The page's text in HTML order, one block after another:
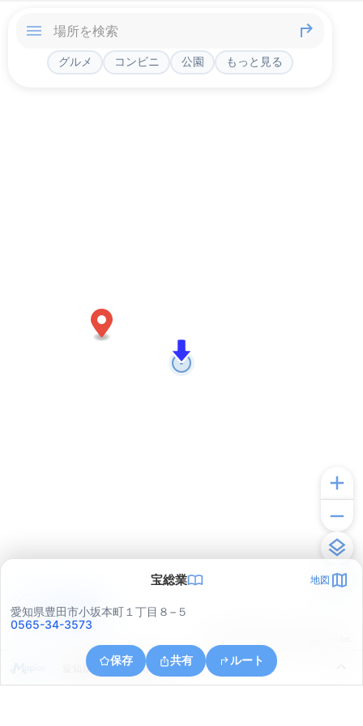
グルメ コンビニ 公園 もっと見る
宝総業 地図
愛知県豊田市小坂本町１丁目８−５
0565-34-3573
保存 共有 ルート
愛知県豊田市神池町２丁目
アプリで見る